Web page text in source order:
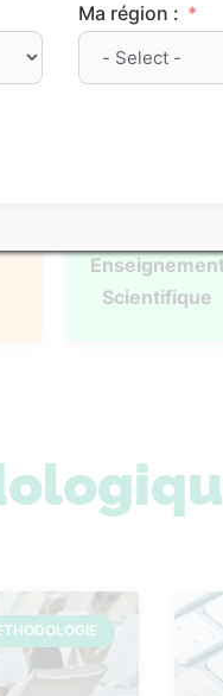
Philosophie
Scientifique
Ma région :